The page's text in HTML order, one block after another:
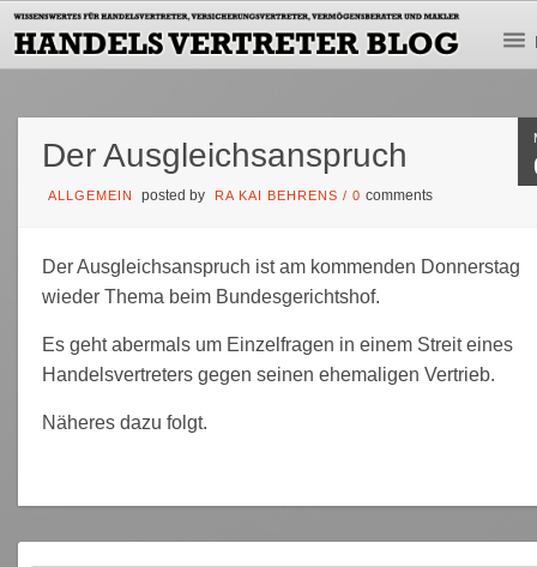
Der Ausgleichsanspruch
ALLGEMEIN posted by RA KAI BEHRENS /0comments
Der Ausgleichsanspruch ist am kommenden Donnerstag
wieder Thema beim Bundesgerichtshof.
Es geht abermals um Einzelfragen in einem Streit eines
Handelsvertreters gegen seinen ehemaligen Vertrieb.
Näheres dazu folgt.